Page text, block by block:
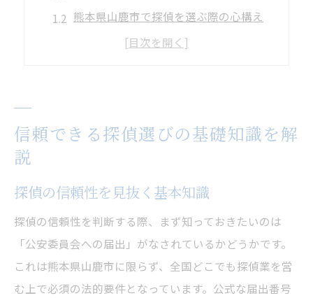
熊本県山鹿市で探偵を選ぶ際の心構え
信頼できる探偵に共通する特徴とは
探偵の信頼性を保証する登録の有無
口コミや実績が示す探偵の信頼度
面談時に注目すべき探偵の対応力
アフターフォロー体制の重要性を解説
安心感を得る探偵依頼時の注意点
探偵依頼時の契約内容チェック項目
信頼できる探偵選びの基礎知識を解
説
探偵の信頼性を見抜く基本知識
探偵の信頼性を判断する際、まず知っておきたいのは
「公安委員会への届出」がなされているかどうかです。
これは熊本県山鹿市に限らず、全国どこでも探偵業を営
む上で必須の法的要件となっています。公式な届出番号